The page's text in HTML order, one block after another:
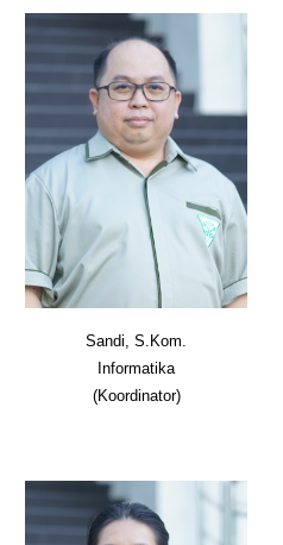
Sandi, S.Kom.
Informatika
(Koordinator)